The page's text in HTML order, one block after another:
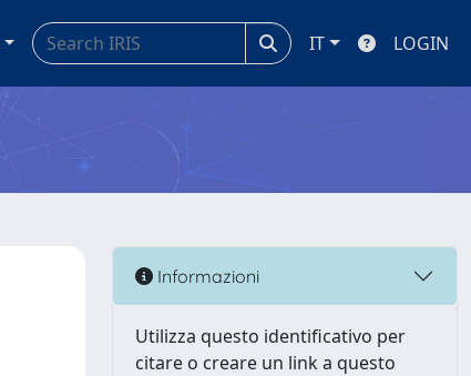
IT LOGIN
Informazioni
Utilizza questo identificativo per
citare o creare un link a questo